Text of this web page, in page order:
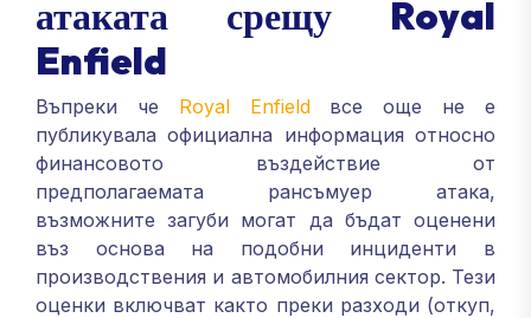
атаката срещу Royal
Enfield
Въпреки че Royal Enfieldвсе още не е
публикувала официална информация относно
финансовото въздействие от
предполагаемата рансъмуер атака,
възможните загуби могат да бъдат оценени
въз основа на подобни инциденти в
производствения и автомобилния сектор. Тези
оценки включват както преки разходи (откуп,